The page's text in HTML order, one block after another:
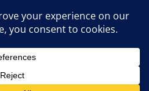
& trükkök
by Media1• Készült